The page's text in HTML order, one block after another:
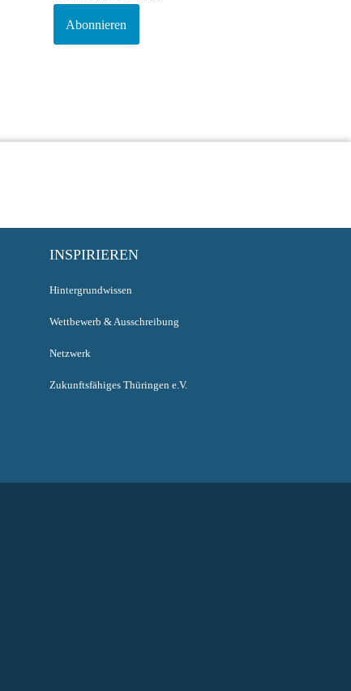
Abonnieren
INSPIRIEREN
Hintergrundwissen
Wettbewerb & Ausschreibung
Netzwerk
Zukunftsfähiges Thüringen e.V.